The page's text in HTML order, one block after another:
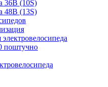
36В (10S)
48В (13S)
поштучно